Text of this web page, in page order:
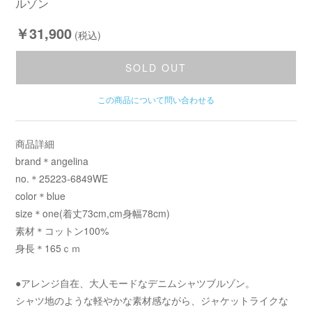
ルゾン
￥31,900 (税込)
SOLD OUT
この商品について問い合わせる
商品詳細
brand＊angelina
no.＊25223-6849WE
color＊blue
size＊one(着丈73cm,cm身幅78cm)
素材＊コットン100%
身長＊165ｃｍ
●アレンジ自在、大人モードなデニムシャツブルゾン。
シャツ地のような軽やかな素材感ながら、ジャケットライクな